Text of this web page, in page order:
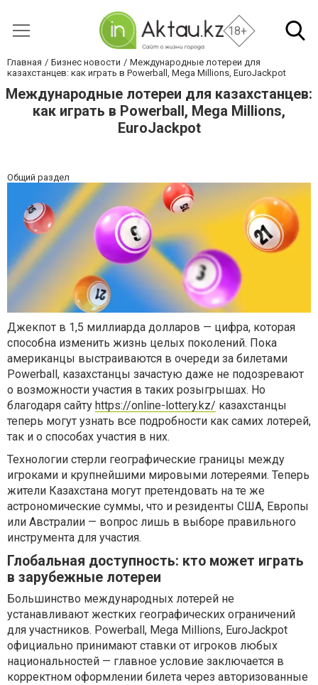
18+
Главная Бизнес новости
Международные лотереи для
казахстанцев: как играть в Powerball, Mega Millions, EuroJackpot
Международные лотереи для казахстанцев:
как играть в Powerball, Mega Millions,
EuroJackpot
Общий раздел
Джекпот в 1,5 миллиарда долларов — цифра, которая
способна изменить жизнь целых поколений. Пока
американцы выстраиваются в очереди за билетами
Powerball, казахстанцы зачастую даже не подозревают
о возможности участия в таких розыгрышах. Но
благодаря сайту https://online-lottery.kz/ казахстанцы
теперь могут узнать все подробности как самих лотерей,
так и о способах участия в них.
Технологии стерли географические границы между
игроками и крупнейшими мировыми лотереями. Теперь
жители Казахстана могут претендовать на те же
астрономические суммы, что и резиденты США, Европы
или Австралии — вопрос лишь в выборе правильного
инструмента для участия.
Глобальная доступность: кто может играть
в зарубежные лотереи
Большинство международных лотерей не
устанавливают жестких географических ограничений
для участников. Powerball, Mega Millions, EuroJackpot
официально принимают ставки от игроков любых
национальностей — главное условие заключается в
корректном оформлении билета через авторизованные